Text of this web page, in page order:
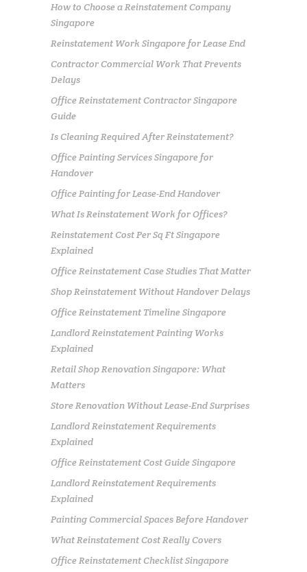
How to Choose a Reinstatement Company
Singapore
Reinstatement Work Singapore for Lease End
Contractor Commercial Work That Prevents
Delays
Office Reinstatement Contractor Singapore
Guide
Is Cleaning Required After Reinstatement?
Office Painting Services Singapore for
Handover
Office Painting for Lease-End Handover
What Is Reinstatement Work for Offices?
Reinstatement Cost Per Sq Ft Singapore
Explained
Office Reinstatement Case Studies That Matter
Shop Reinstatement Without Handover Delays
Office Reinstatement Timeline Singapore
Landlord Reinstatement Painting Works
Explained
Retail Shop Renovation Singapore: What
Matters
Store Renovation Without Lease-End Surprises
Landlord Reinstatement Requirements
Explained
Office Reinstatement Cost Guide Singapore
Landlord Reinstatement Requirements
Explained
Painting Commercial Spaces Before Handover
What Reinstatement Cost Really Covers
Office Reinstatement Checklist Singapore